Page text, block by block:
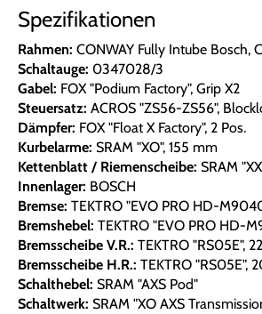
Spezifikationen
Rahmen: CONWAY Fully Intube Bosch,
Schaltauge: 0347028/3
Gabel: FOX "Podium Factory", Grip X2
Steuersatz: ACROS "ZS56-ZS56",
Dämpfer: FOX "Float X Factory", 2 Pos.
Kurbelarme: SRAM "XO", 155 mm
Kettenblatt / Riemenscheibe: SRAM
Innenlager: BOSCH
Bremse: TEKTRO "EVO PRO HD-
Bremshebel: TEKTRO "EVO PRO HD-
Bremsscheibe V.R.: TEKTRO "RS05E",
Bremsscheibe H.R.: TEKTRO "RS05E",
Schalthebel: SRAM "AXS Pod"
Schaltwerk: SRAM "XO AXS